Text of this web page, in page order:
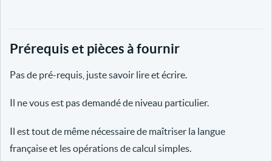
Prérequis et pièces à fournir
Pas de pré-requis, juste savoir lire et écrire.
Il ne vous est pas demandé de niveau particulier.
Il est tout de même nécessaire de maîtriser la langue
française et les opérations de calcul simples.